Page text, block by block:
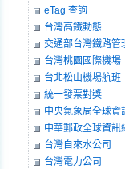
eTag 查詢
台灣高鐵動態
交通部台灣鐵路管
台灣桃園國際機場
台北松山機場航班
統一發票對獎
中央氣象局全球資
中華郵政全球資訊
台灣自來水公司
台灣電力公司